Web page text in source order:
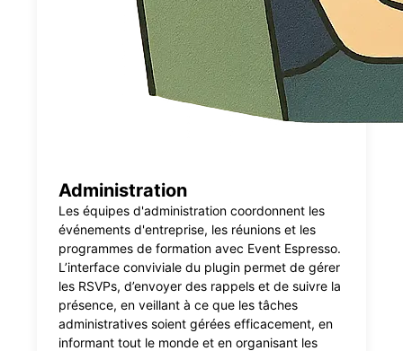
Administration
Les équipes d'administration coordonnent les
événements d'entreprise, les réunions et les
programmes de formation avec Event Espresso.
L’interface conviviale du plugin permet de gérer
les RSVPs, d’envoyer des rappels et de suivre la
présence, en veillant à ce que les tâches
administratives soient gérées efficacement, en
informant tout le monde et en organisant les